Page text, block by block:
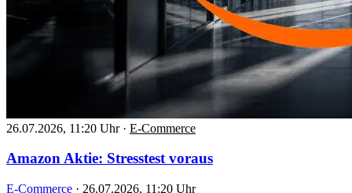
26.07.2026, 11:20 Uhr · E-Commerce
Amazon Aktie: Stresstest voraus
E-Commerce · 26.07.2026, 11:20 Uhr